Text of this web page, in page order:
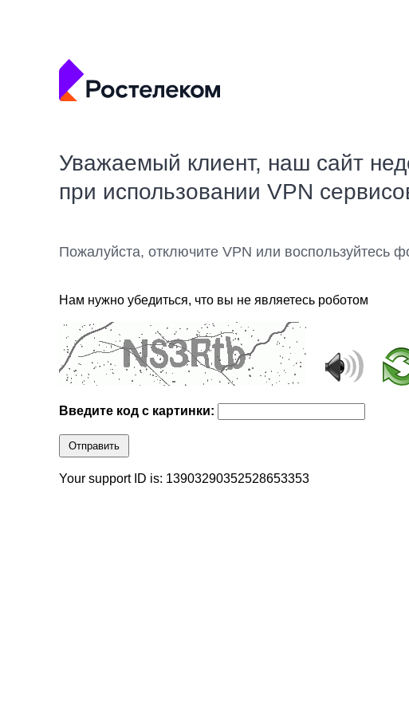
Уважаемый клиент, наш сайт
при использовании VPN
Пожалуйста, отключите VPN или воспользуйтесь
Нам нужно убедиться, что вы не являетесь роботом
Введите код с картинки:
Отправить
Your support ID is: 13903290352528653353